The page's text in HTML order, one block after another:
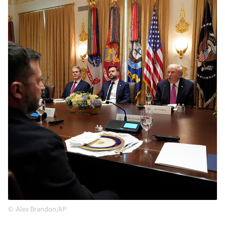
Alex Brandon/AP